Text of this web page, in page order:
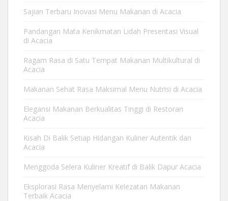
Sajian Terbaru Inovasi Menu Makanan di Acacia
Pandangan Mata Kenikmatan Lidah Presentasi Visual
di Acacia
Ragam Rasa di Satu Tempat Makanan Multikultural di
Acacia
Makanan Sehat Rasa Maksimal Menu Nutrisi di Acacia
Elegansi Makanan Berkualitas Tinggi di Restoran
Acacia
Kisah Di Balik Setiap Hidangan Kuliner Autentik dari
Acacia
Menggoda Selera Kuliner Kreatif di Balik Dapur Acacia
Eksplorasi Rasa Menyelami Kelezatan Makanan
Terbaik Acacia